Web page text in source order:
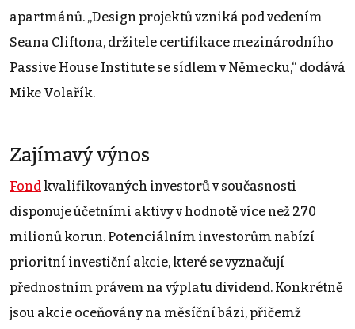
apartmánů. „Design projektů vzniká pod vedením
Seana Cliftona, držitele certifikace mezinárodního
Passive House Institute se sídlem v Německu,“ dodává
Mike Volařík.
Zajímavý výnos
Fond kvalifikovaných investorů v současnosti
disponuje účetními aktivy v hodnotě více než 270
milionů korun. Potenciálním investorům nabízí
prioritní investiční akcie, které se vyznačují
přednostním právem na výplatu dividend. Konkrétně
jsou akcie oceňovány na měsíční bázi, přičemž